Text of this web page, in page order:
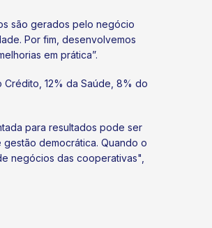
são gerados pelo negócio
Por fim, desenvolvemos
em prática”.
12% da Saúde, 8% do
para resultados pode ser
democrática. Quando o
negócios das cooperativas",